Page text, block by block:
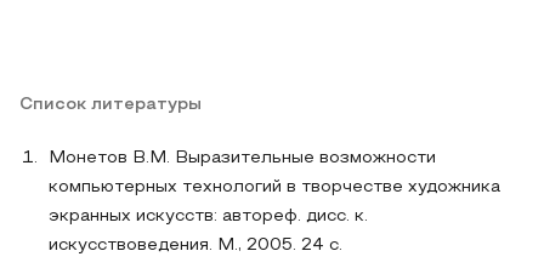
Список литературы
Монетов В.М. Выразительные возможности
компьютерных технологий в творчестве художника
экранных искусств: автореф. дисс. к.
искусствоведения. М., 2005. 24 с.